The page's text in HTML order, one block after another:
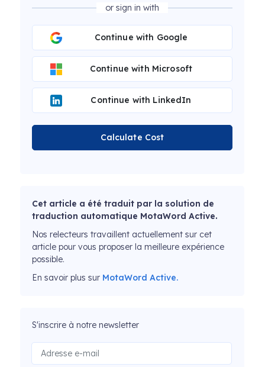
or sign in with
Continue with Google
Continue with Microsoft
Continue with LinkedIn
Calculate Cost
Cet article a été traduit par la solution de
traduction automatique MotaWord Active.
Nos relecteurs travaillent actuellement sur cet
article pour vous proposer la meilleure expérience
possible.
En savoir plus sur MotaWord Active.
S'inscrire à notre newsletter